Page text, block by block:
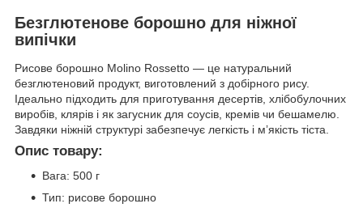
Безглютенове борошно для ніжної
випічки
Рисове борошно Molino Rossetto — це натуральний
безглютеновий продукт, виготовлений з добірного рису.
Ідеально підходить для приготування десертів, хлібобулочних
виробів, клярів і як загусник для соусів, кремів чи бешамелю.
Завдяки ніжній структурі забезпечує легкість і м’якість тіста.
Опис товару:
Вага: 500 г
Тип: рисове борошно